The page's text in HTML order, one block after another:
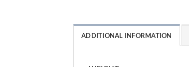
ADDITIONAL INFORMATION